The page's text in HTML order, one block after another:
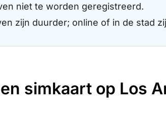
niet te worden geregistreerd.
zijn duurder; online of in de stad
simkaart op Los